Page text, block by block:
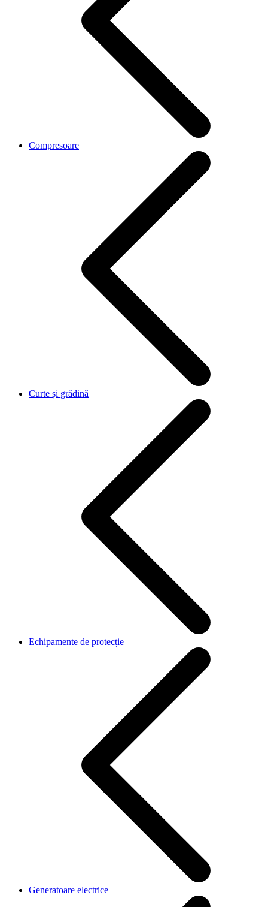
Compresoare
Curte și grădină
Echipamente de protecție
Generatoare electrice